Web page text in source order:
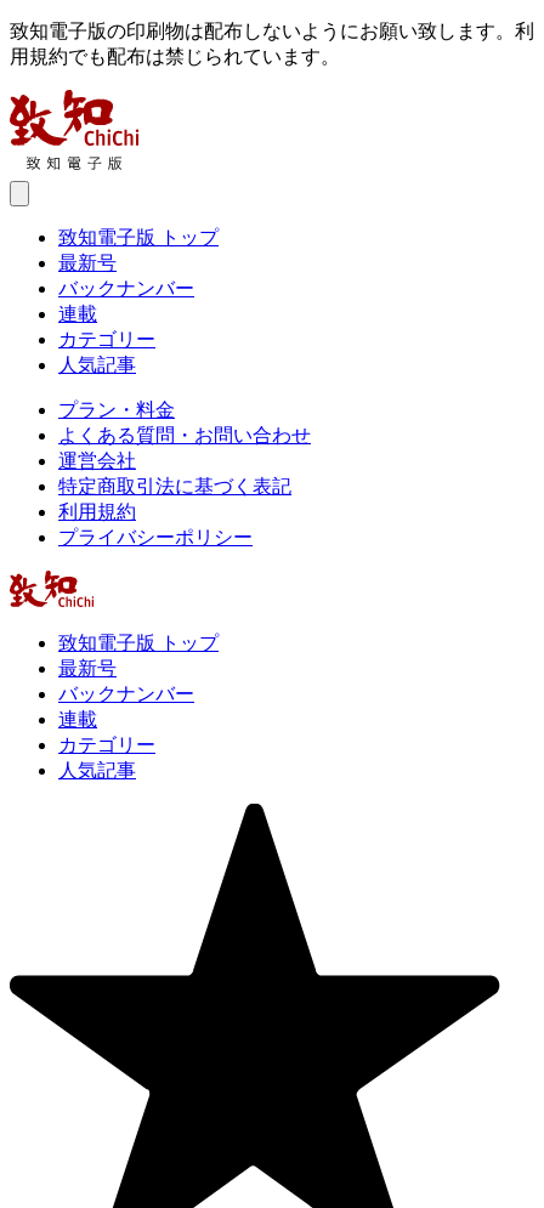
致知電子版の印刷物は配布しないようにお願い致します。利
用規約でも配布は禁じられています。
致知電子版 トップ
最新号
バックナンバー
連載
カテゴリー
人気記事
プラン・料金
よくある質問・お問い合わせ
運営会社
特定商取引法に基づく表記
利用規約
プライバシーポリシー
致知電子版 トップ
最新号
バックナンバー
連載
カテゴリー
人気記事